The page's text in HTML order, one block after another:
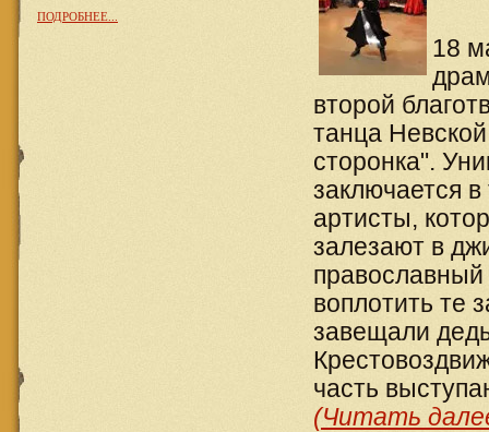
18
второй
танца
сторонка".
заключается
артисты,
залезают в
воплотить те
завещали
часть
(Читать
ПОДРОБНЕЕ...